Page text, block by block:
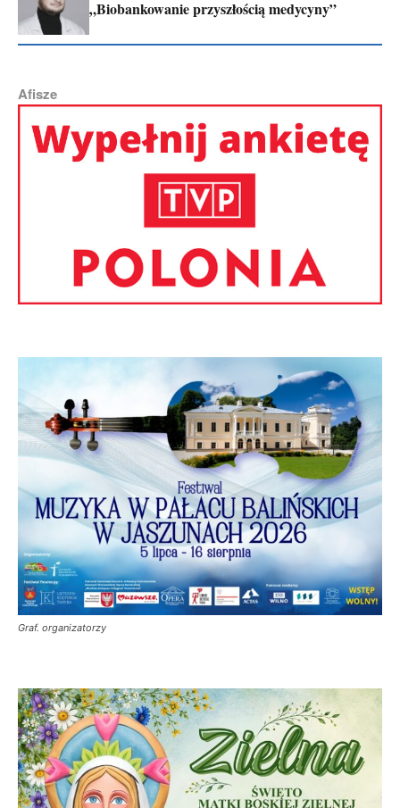
„Biobankowanie przyszłością medycyny”
Afisze
Graf. organizatorzy